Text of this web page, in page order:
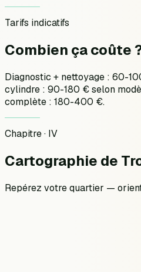
Tarifs indicatifs
Combien çacoûte
Diagnostic + nettoyage : 60-
cylindre : 90-180 € selon
complète : 180-400 €.
Chapitre · IV
Cartographie de
Repérez votre quartier —